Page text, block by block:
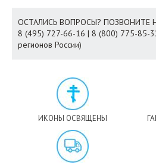
ОСТАЛИСЬ ВОПРОСЫ? ПОЗВОНИТЕ
8 (495) 727-66-16 | 8 (800) 775-85-
регионов России)
ИКОНЫ ОСВЯЩЕНЫ